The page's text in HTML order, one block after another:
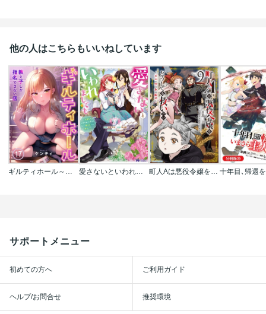
他の人はこちらもいいねしています
愛さないといわれましても ～元魔王の伯爵令嬢は生真面目軍人に餌付けをされて幸せになる～(コミック)
サポートメニュー
初めての方へ ご利用ガイド
ヘルプ/お問合せ 推奨環境